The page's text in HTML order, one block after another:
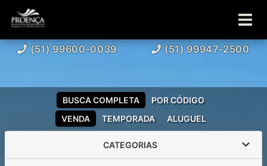
(51) 99600-0039 (51) 99947-2500
VENDA TEMPORADA ALUGUEL
BUSCA COMPLETA POR CÓDIGO
CATEGORIAS